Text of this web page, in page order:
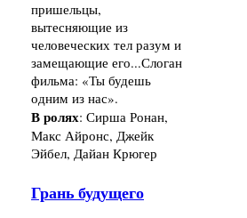
пришельцы,
вытесняющие из
человеческих тел разум и
замещающие его...Слоган
фильма: «Ты будешь
одним из нас».
В ролях: Сирша Ронан,
Макс Айронс, Джейк
Эйбел, Дайан Крюгер
Грань будущего